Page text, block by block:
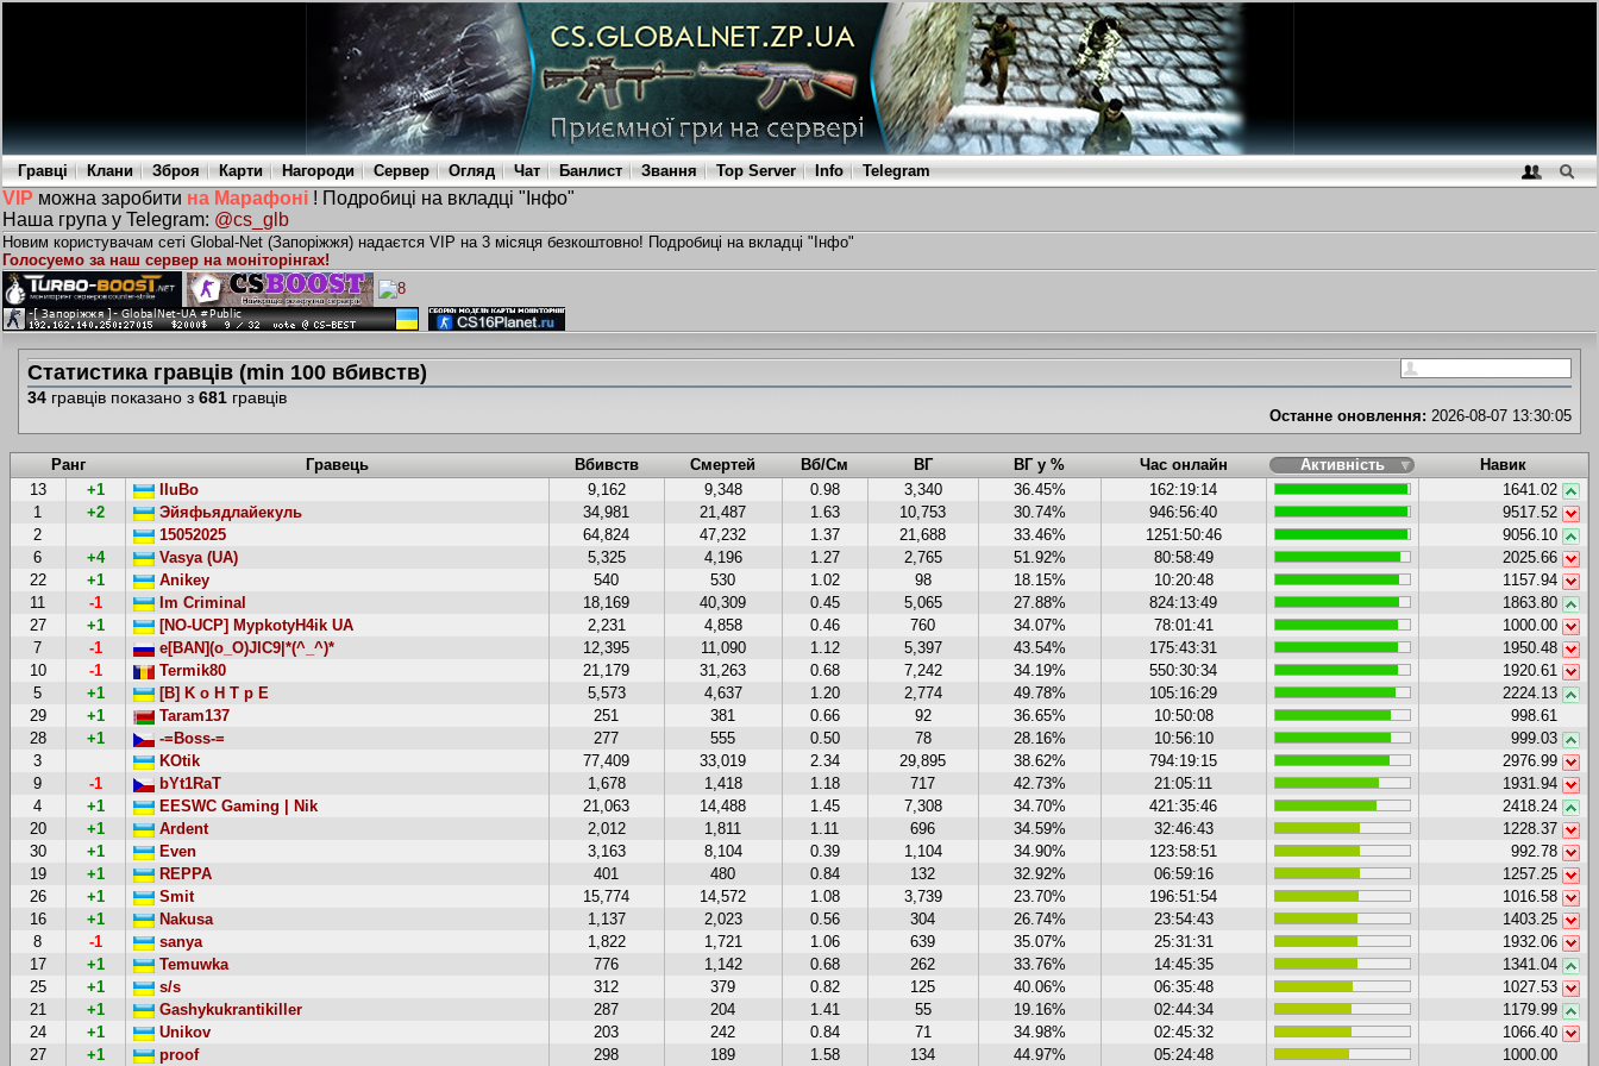
Гравці Клани Зброя Карти Нагороди Сервер Огляд Чат Банлист Звання Top Server Info Telegram
VIP можна заробити на Марафоні ! Подробиці на вкладці "Інфо"
Наша група у Telegram: @cs_glb
Новим користувачам сеті Global-Net (Запоріжжя) надаєтся VIP на 3 місяця безкоштовно! Подробиці на вкладці "Інфо"
Голосуемо за наш сервер на моніторінгах!
Статистика гравців (min 100 вбивств)
34гравців показано з 681гравців
Останне оновлення: 2026-08-07 13:30:05
Ранг Гравець Вбивств Смертей Вб/См ВГ ВГ у % Час онлайн Активність
Навик
13
+1 IIuBo 9,162 9,348 0.98 3,340 36.45% 162:19:14
1641.02
1
+2 Эйяфьядлайекуль 34,981 21,487 1.63 10,753 30.74% 946:56:40
9517.52
2
15052025 64,824 47,232 1.37 21,688 33.46% 1251:50:46
9056.10
6
+4 Vasya (UA) 5,325 4,196 1.27 2,765 51.92% 80:58:49
2025.66
22
+1 Anikey 540 530 1.02 98 18.15% 10:20:48
1157.94
11
-1 Im Criminal 18,169 40,309 0.45 5,065 27.88% 824:13:49
1863.80
27
+1 [NO-UCP] MypkotyH4ik UA 2,231 4,858 0.46 760 34.07% 78:01:41
1000.00
7
-1 e[BAN](o_O)JIC9|*(^_^)* 12,395 11,090 1.12 5,397 43.54% 175:43:31
1950.48
10
-1 Termik80 21,179 31,263 0.68 7,242 34.19% 550:30:34
1920.61
5
+1 [B] K o H T p E 5,573 4,637 1.20 2,774 49.78% 105:16:29
2224.13
29
+1 Taram137 251 381 0.66 92 36.65% 10:50:08
998.61
28
+1 -=Boss-= 277 555 0.50 78 28.16% 10:56:10
999.03
3
KOtik 77,409 33,019 2.34 29,895 38.62% 794:19:15
2976.99
9
-1 bYt1RaT 1,678 1,418 1.18 717 42.73% 21:05:11
1931.94
4
+1 EESWC Gaming | Nik 21,063 14,488 1.45 7,308 34.70% 421:35:46
2418.24
20
+1 Ardent 2,012 1,811 1.11 696 34.59% 32:46:43
1228.37
30
+1 Even 3,163 8,104 0.39 1,104 34.90% 123:58:51
992.78
19
+1 REPPA 401 480 0.84 132 32.92% 06:59:16
1257.25
26
+1 Smit 15,774 14,572 1.08 3,739 23.70% 196:51:54
1016.58
16
+1 Nakusa 1,137 2,023 0.56 304 26.74% 23:54:43
1403.25
8
-1 sanya 1,822 1,721 1.06 639 35.07% 25:31:31
1932.06
17
+1 Temuwka 776 1,142 0.68 262 33.76% 14:45:35
1341.04
25
+1 s/s 312 379 0.82 125 40.06% 06:35:48
1027.53
21
+1 Gashykukrantikiller 287 204 1.41 55 19.16% 02:44:34
1179.99
24
+1 Unikov 203 242 0.84 71 34.98% 02:45:32
1066.40
27
+1 proof 298 189 1.58 134 44.97% 05:24:48 1000.00